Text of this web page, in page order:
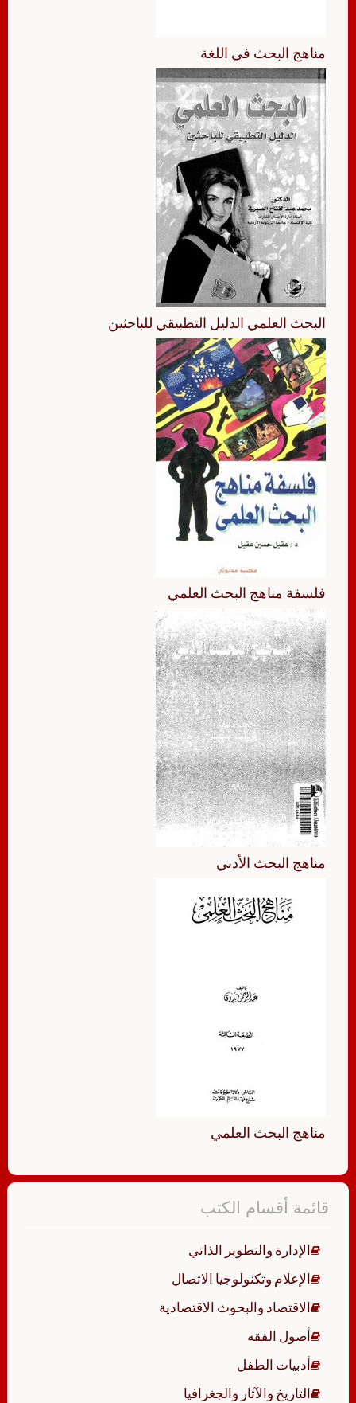
مناهج البحث في اللغة
البحث العلمي الدليل التطبيقي للباحثين
فلسفة مناهج البحث العلمي
مناهج البحث الأدبي
مناهج البحث العلمي
قائمة أقسام الكتب
الإدارة والتطوير الذاتي
الإعلام وتكنولوجيا الاتصال
الاقتصاد والبحوث الاقتصادية
أصول الفقه
أدبيات الطفل
التاريخ والآثار والجغرافيا